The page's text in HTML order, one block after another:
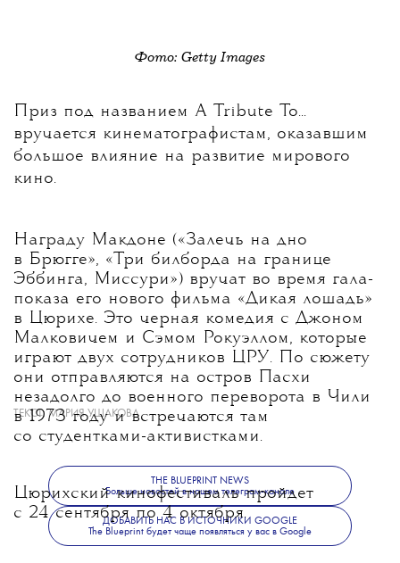
Фото: Getty Images
Приз под названием A Tribute To...
вручается кинематографистам, оказавшим
большое влияние на развитие мирового
кино.
Награду Макдоне («Залечь на дно
в Брюгге», «Три билборда на границе
Эббинга, Миссури») вручат во время гала-
показа его нового фильма «Дикая лошадь»
в Цюрихе. Это черная комедия с Джоном
Малковичем и Сэмом Рокуэллом, которые
играют двух сотрудников ЦРУ. По сюжету
они отправляются на остров Пасхи
незадолго до военного переворота в Чили
в 1973 году и встречаются там
со студентками-активистками.
Цюрихский кинофестиваль пройдет
с 24 сентября по 4 октября.
ТЕКСТ:МАРИЯ УШАКОВА
THE BLUEPRINT NEWS
Больше новостей в нашем телеграм-канале
ДОБАВИТЬ НАС В ИСТОЧНИКИ GOOGLE
The Blueprint будет чаще появляться у вас в Google